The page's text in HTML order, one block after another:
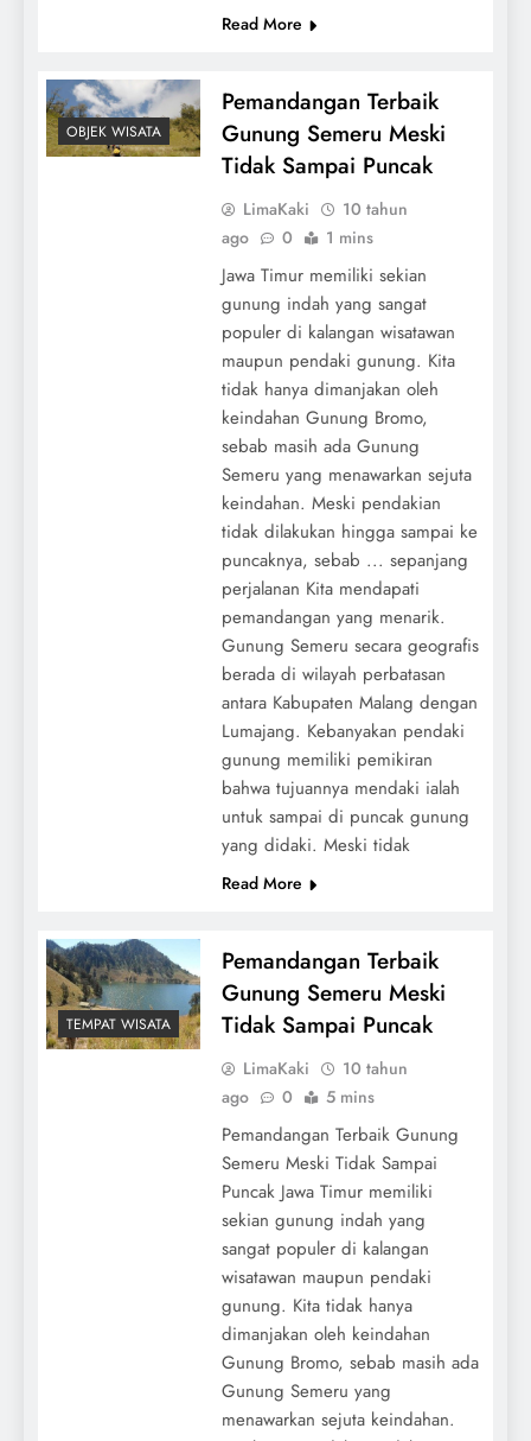
Read More
OBJEK WISATA
Pemandangan Terbaik
Gunung Semeru Meski
Tidak Sampai Puncak
LimaKaki
10 tahun
ago
0 1 mins
Jawa Timur memiliki sekian
gunung indah yang sangat
populer di kalangan wisatawan
maupun pendaki gunung. Kita
tidak hanya dimanjakan oleh
keindahan Gunung Bromo,
sebab masih ada Gunung
Semeru yang menawarkan sejuta
keindahan. Meski pendakian
tidak dilakukan hingga sampai ke
puncaknya, sebab ... sepanjang
perjalanan Kita mendapati
pemandangan yang menarik.
Gunung Semeru secara geografis
berada di wilayah perbatasan
antara Kabupaten Malang dengan
Lumajang. Kebanyakan pendaki
gunung memiliki pemikiran
bahwa tujuannya mendaki ialah
untuk sampai di puncak gunung
yang didaki. Meski tidak
Read More
TEMPAT WISATA
Pemandangan Terbaik
Gunung Semeru Meski
Tidak Sampai Puncak
LimaKaki
10 tahun
ago
0 5 mins
Pemandangan Terbaik Gunung
Semeru Meski Tidak Sampai
Puncak Jawa Timur memiliki
sekian gunung indah yang
sangat populer di kalangan
wisatawan maupun pendaki
gunung. Kita tidak hanya
dimanjakan oleh keindahan
Gunung Bromo, sebab masih ada
Gunung Semeru yang
menawarkan sejuta keindahan.